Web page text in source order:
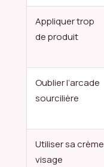
Appliquer trop
de produit
Oublier l’arcade
sourcilière
Utiliser sa crème
visage